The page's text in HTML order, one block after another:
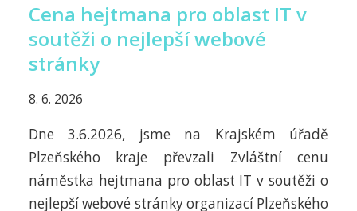
Cena hejtmana pro oblast IT v
soutěži o nejlepší webové
stránky
8. 6. 2026
Dne 3.6.2026, jsme na Krajském úřadě
Plzeňského kraje převzali Zvláštní cenu
náměstka hejtmana pro oblast IT v soutěži o
nejlepší webové stránky organizací Plzeňského